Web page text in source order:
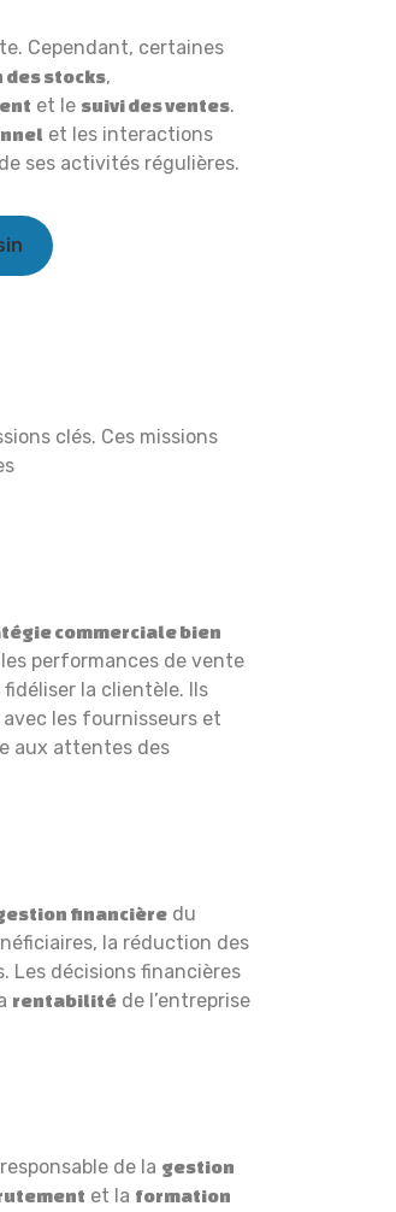
Cependant, certaines
des stocks,
et le suivi des ventes.
et les interactions
ses activités régulières.
clés. Ces missions
commerciale bien
performances de vente
la clientèle. Ils
les fournisseurs et
aux attentes des
financière du
la réduction des
Les décisions financières
rentabilité de l’entreprise
de la gestion
et la formation